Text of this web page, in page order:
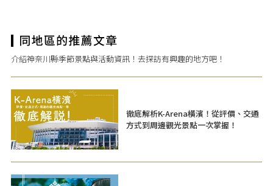
介紹神奈川縣季節景點與活動資訊！去探訪有興趣的地方吧！
徹底解析K-Arena橫濱！從評價、交通
方式到周邊觀光景點一次掌握！